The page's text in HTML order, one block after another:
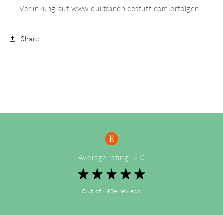
Verlinkung auf www.quiltsandnicestuff.com erfolgen.
Share
Average rating: 5.0
Out of 490+ reviews